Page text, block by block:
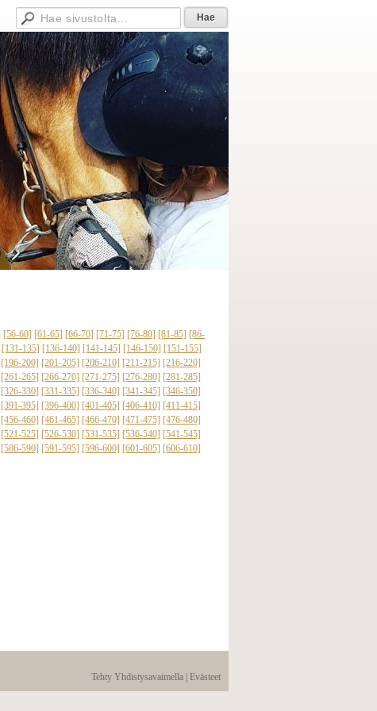
[56-60] [61-65] [66-70] [71-75] [76-80] [81-85] [86-
[131-135] [136-140] [141-145] [146-150] [151-155]
[196-200] [201-205] [206-210] [211-215] [216-220]
[261-265] [266-270] [271-275] [276-280] [281-285]
[326-330] [331-335] [336-340] [341-345] [346-350]
[391-395] [396-400] [401-405] [406-410] [411-415]
[456-460] [461-465] [466-470] [471-475] [476-480]
[521-525] [526-530] [531-535] [536-540] [541-545]
[586-590] [591-595] [596-600] [601-605] [606-610]
Tehty Yhdistysavaimella Evästeet